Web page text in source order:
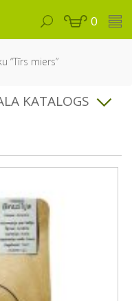
0
“Tīrs miers”
KATALOGS